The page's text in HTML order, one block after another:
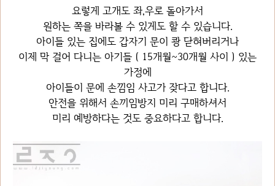
요렇게 고개도 좌,우로 돌아가서
원하는 쪽을 바라볼 수 있게도 할 수 있습니다.
아이들 있는 집에도 갑자기 문이 쾅 닫혀버리거나
이제 막 걸어 다니는 아기들 ( 15개월~30개월 사이 ) 있는
가정에
아이들이 문에 손낌임 사고가 잦다고 합니다.
안전을 위해서 손끼임방지 미리 구매하셔서
미리 예방하다는 것도 중요하다고 합니다.